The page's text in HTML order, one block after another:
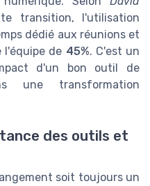
transition, l'utilisation
dédié aux réunions et
de 45%. C'est un
d'un bon outil de
une transformation
des outils et
soit toujours un